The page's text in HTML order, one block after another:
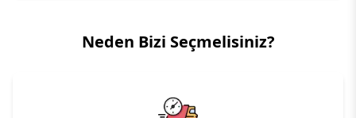
Neden Bizi Seçmelisiniz?